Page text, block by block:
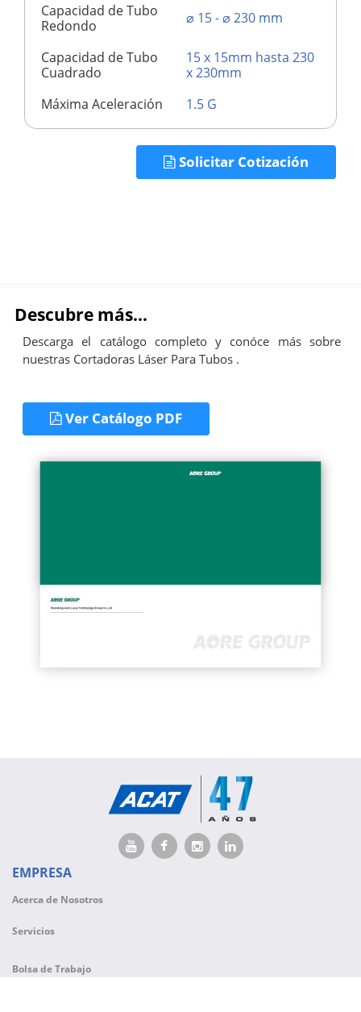
Capacidad de Tubo
Redondo
⌀ 15 - ⌀ 230 mm
Capacidad de Tubo
Cuadrado
15 x 15mm hasta 230
x 230mm
Máxima Aceleración
1.5 G
Solicitar Cotización
Descubre más...
Descarga el catálogo completo y conóce más sobre
nuestras Cortadoras Láser Para Tubos .
Ver Catálogo PDF
EMPRESA
Acerca de Nosotros
Servicios
Bolsa de Trabajo